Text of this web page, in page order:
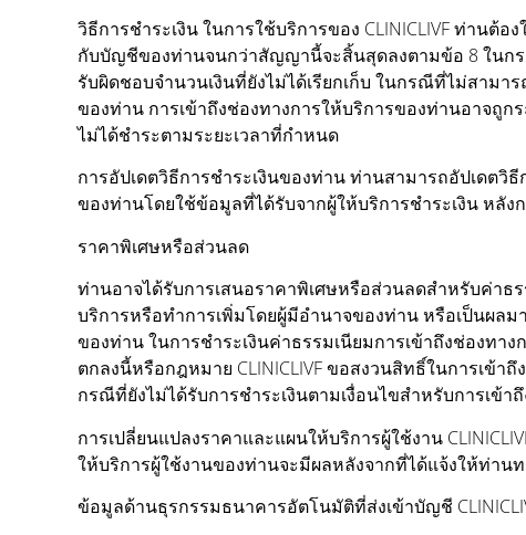
วิธีการชำระเงิน ในการใช้บริการของ CLINICLIVF ท่านต้
กับบัญชีของท่านจนกว่าสัญญานี้จะสิ้นสุดลงตามข้อ 8 ในก
รับผิดชอบจำนวนเงินที่ยังไม่ได้เรียกเก็บ ในกรณีที่ไม่สามา
ของท่าน การเข้าถึงช่องทางการให้บริการของท่านอาจถูก
ไม่ได้ชำระตามระยะเวลาที่กำหนด
การอัปเดตวิธีการชำระเงินของท่าน ท่านสามารถอัปเดตวิธี
ของท่านโดยใช้ข้อมูลที่ได้รับจากผู้ให้บริการชำระเงิน หลัง
ราคาพิเศษหรือส่วนลด
ท่านอาจได้รับการเสนอราคาพิเศษหรือส่วนลดสำหรับค่าธ
บริการหรือทำการเพิ่มโดยผู้มีอำนาจของท่าน หรือเป็นผล
ของท่าน ในการชำระเงินค่าธรรมเนียมการเข้าถึงช่องทา
ตกลงนี้หรือกฎหมาย CLINICLIVF ขอสงวนสิทธิ์ในการเข้
กรณีที่ยังไม่ได้รับการชำระเงินตามเงื่อนไขสำหรับการเข้
การเปลี่ยนแปลงราคาและแผนให้บริการผู้ใช้งาน
ให้บริการผู้ใช้งานของท่านจะมีผลหลังจากที่ได้แจ้งให้ท่าน
ข้อมูลด้านธุรกรรมธนาคารอัตโนมัติที่ส่งเข้าบัญชี